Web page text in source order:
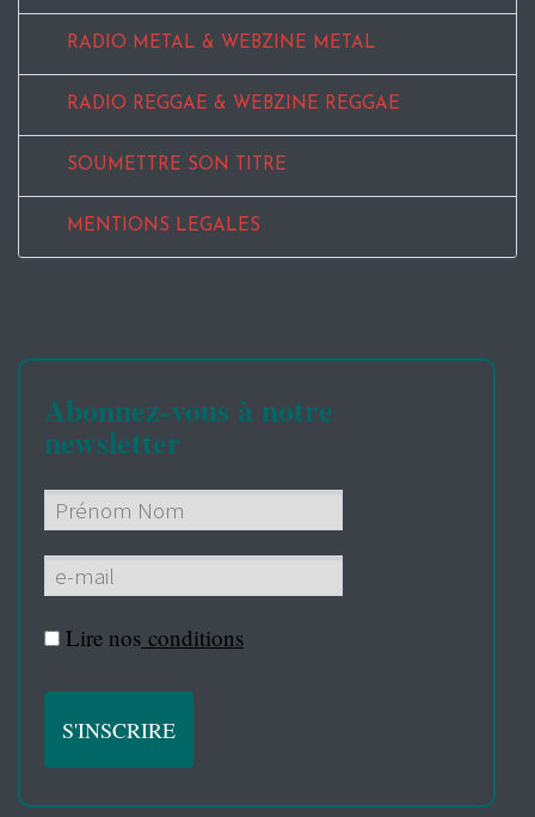
RADIO METAL & WEBZINE METAL
RADIO REGGAE & WEBZINE REGGAE
SOUMETTRE SON TITRE
MENTIONS LEGALES
Abonnez-vous à notre
newsletter
Lire nos conditions